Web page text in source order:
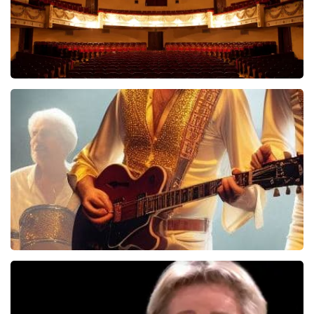
Malle Babbe
704+ reviews
BEKIJKEN
reviews